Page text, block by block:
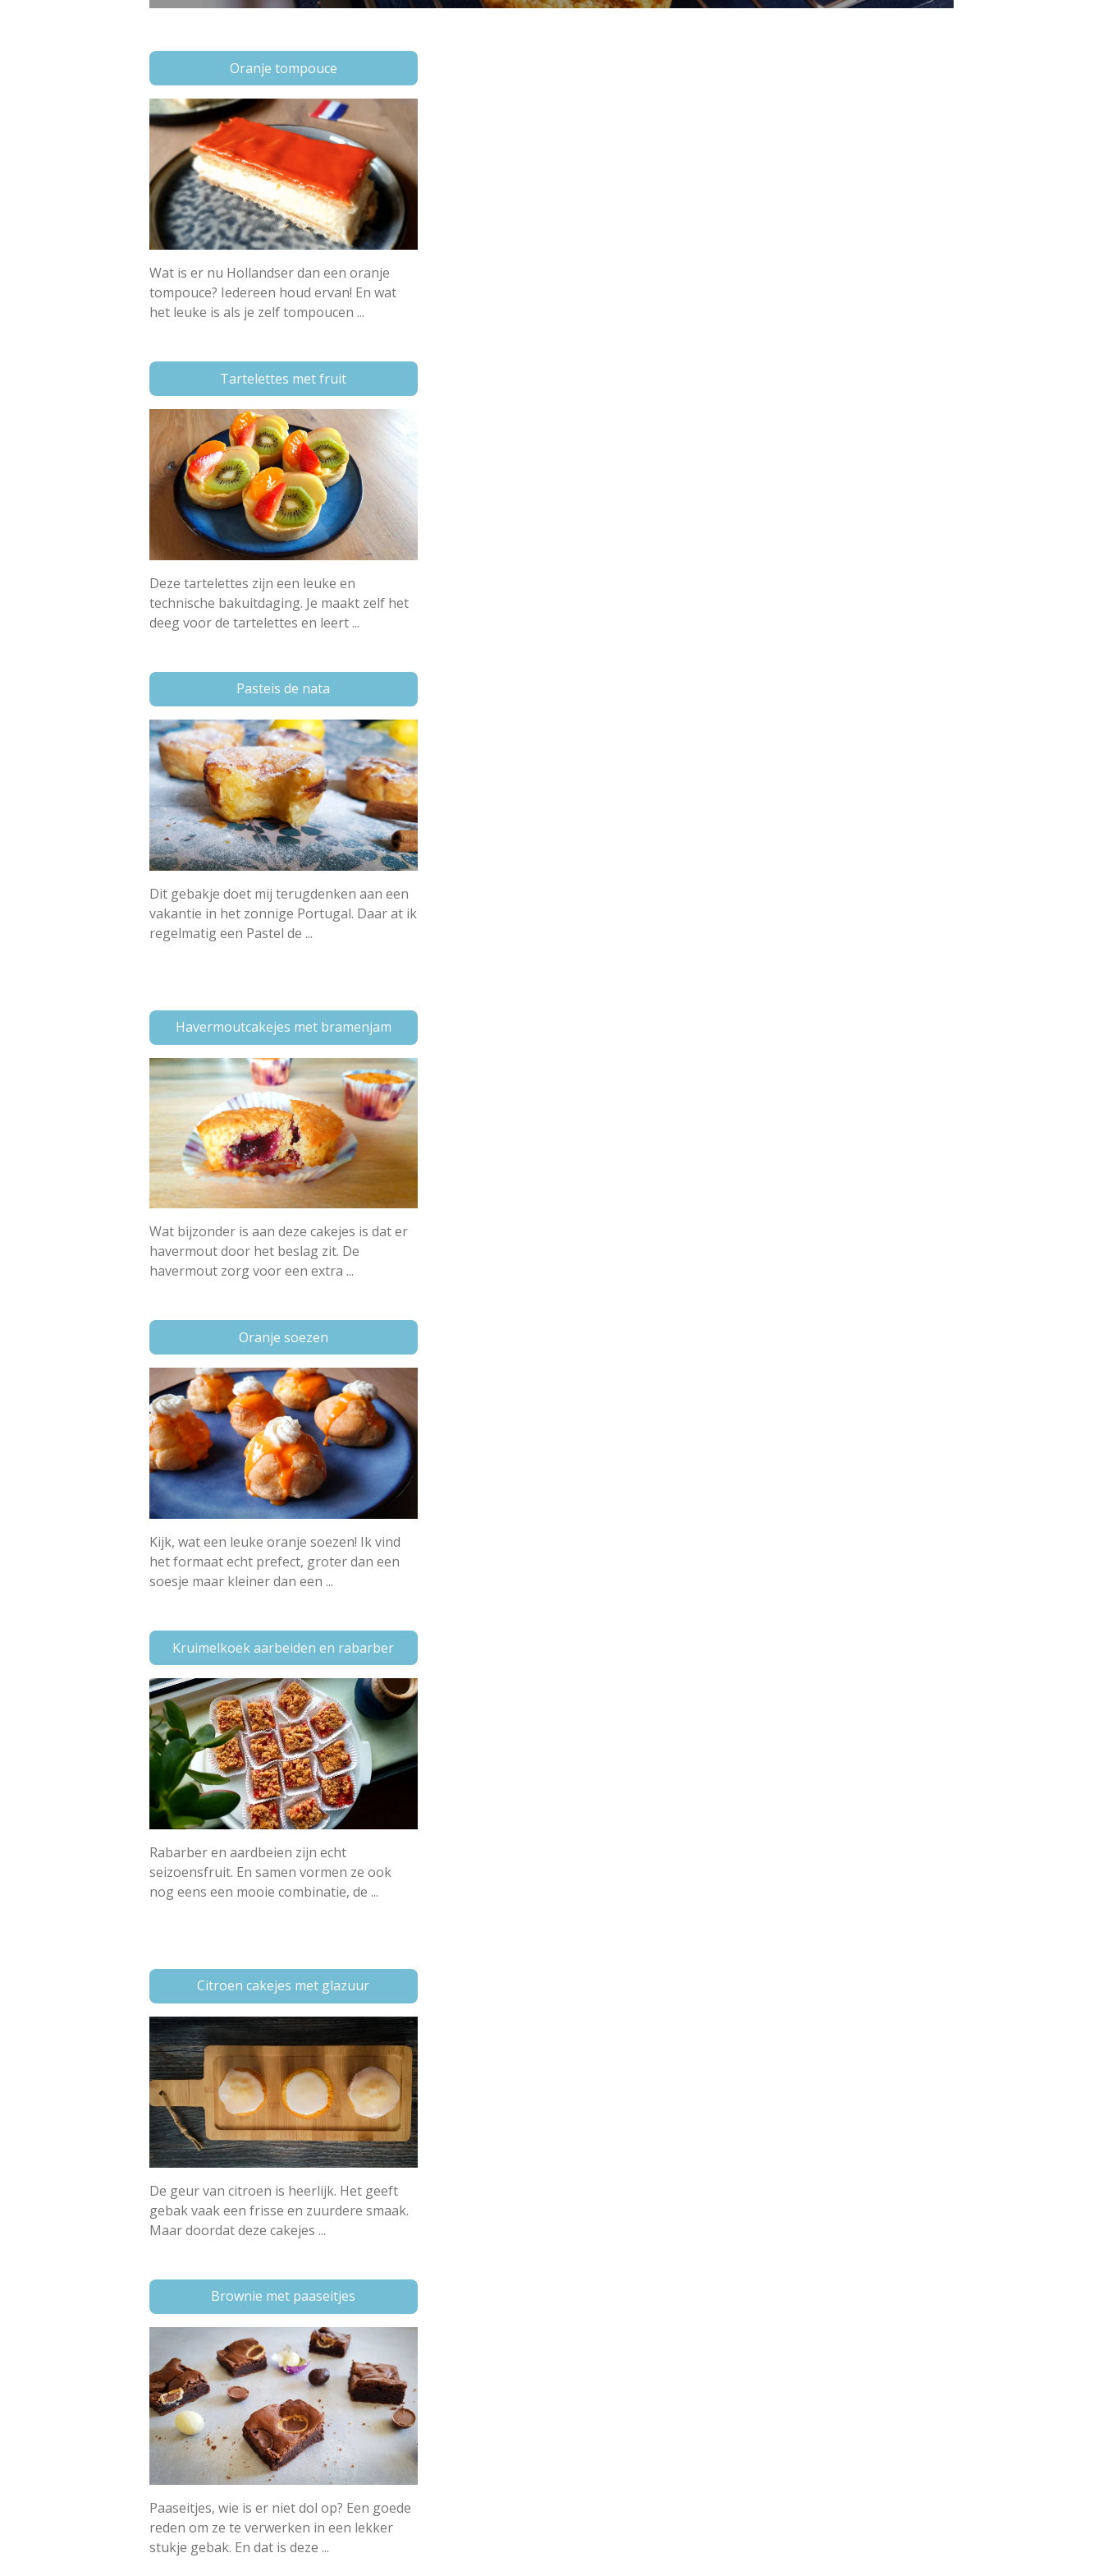
Oranje tompouce
Wat is er nu Hollandser dan een oranje
tompouce? Iedereen houd ervan! En wat
het leuke is als je zelf tompoucen ...
Tartelettes met fruit
Deze tartelettes zijn een leuke en
technische bakuitdaging. Je maakt zelf het
deeg voor de tartelettes en leert ...
Pasteis de nata
Dit gebakje doet mij terugdenken aan een
vakantie in het zonnige Portugal. Daar at ik
regelmatig een Pastel de ...
Havermoutcakejes met bramenjam
Wat bijzonder is aan deze cakejes is dat er
havermout door het beslag zit. De
havermout zorg voor een extra ...
Oranje soezen
Kijk, wat een leuke oranje soezen! Ik vind
het formaat echt prefect, groter dan een
soesje maar kleiner dan een ...
Kruimelkoek aarbeiden en rabarber
Rabarber en aardbeien zijn echt
seizoensfruit. En samen vormen ze ook
nog eens een mooie combinatie, de ...
Citroen cakejes met glazuur
De geur van citroen is heerlijk. Het geeft
gebak vaak een frisse en zuurdere smaak.
Maar doordat deze cakejes ...
Brownie met paaseitjes
Paaseitjes, wie is er niet dol op? Een goede
reden om ze te verwerken in een lekker
stukje gebak. En dat is deze ...